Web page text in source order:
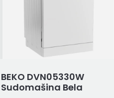
BEKO DVN05330W
Sudomašina Bela